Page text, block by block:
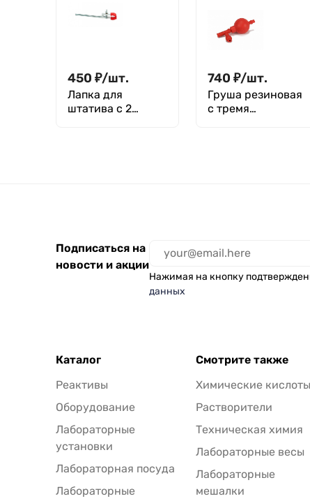
450 ₽/шт.
Лапка для
штатива с 2
740 ₽/шт.
Груша резиновая
с тремя
Подписаться на
новости и акции
Нажимая на кнопку
данных
Каталог
Реактивы
Оборудование
Лабораторные
установки
Лабораторная посуда
Лабораторные
Смотрите также
Химические кислоты
Растворители
Техническая химия
Лабораторные весы
Лабораторные
мешалки